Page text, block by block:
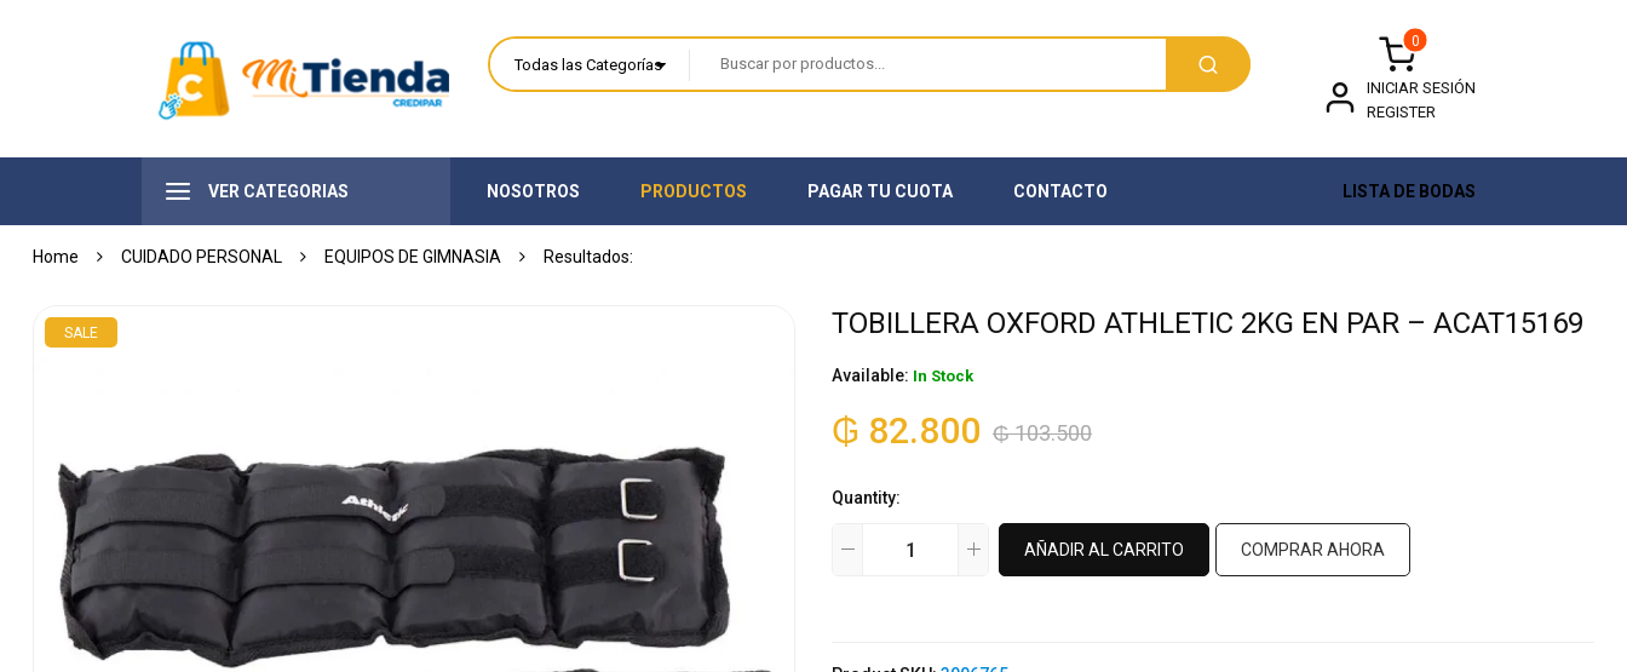
0
INICIAR SESIÓN
REGISTER
VER CATEGORIAS NOSOTROS PRODUCTOS PAGAR TU CUOTA CONTACTO LISTA DE BODAS
Home CUIDADO PERSONAL EQUIPOS DE GIMNASIA
SALE TOBILLERA OXFORD ATHLETIC 2KG EN PAR – ACAT15169
Available: In Stock
₲103.500
₲ 82.800
Quantity:
AÑADIR AL CARRITO COMPRAR AHORA